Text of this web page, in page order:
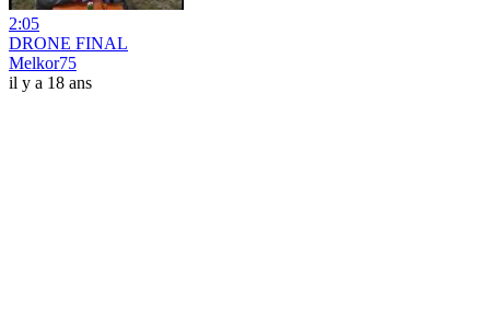
2:05
DRONE FINAL
Melkor75
il y a 18 ans